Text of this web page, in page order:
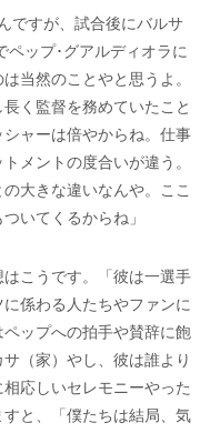
ですが、試合後にバルサ
ペップ･グアルディオラに
当然のことやと思うよ。
く監督を務めていたこと
ャーは倍やからね。仕事
メントの度合いが違う。
大きな違いなんや。ここ
いてくるからね」
こうです。「彼は一選手
係わる人たちやファンに
ップへの拍手や賛辞に飽
（家）やし、彼は誰より
応しいセレモニーやった
と、「僕たちは結局、気